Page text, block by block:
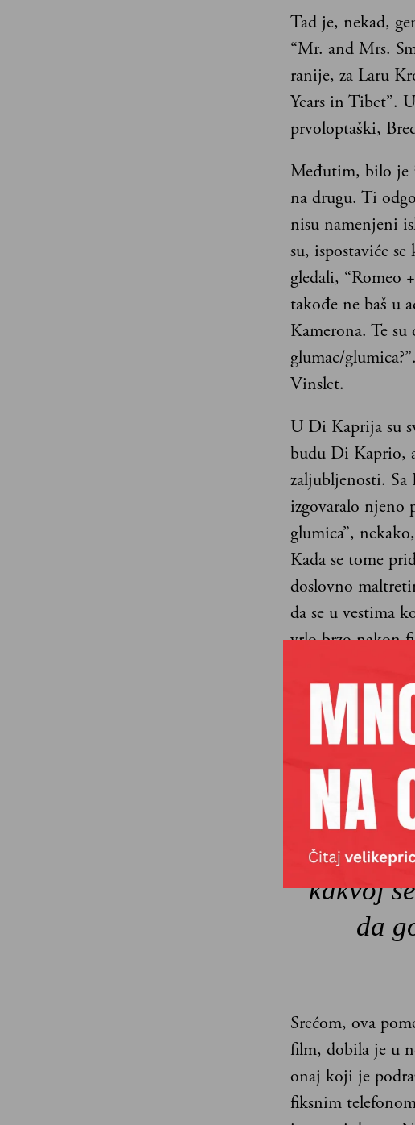
Tad je, nekad,
“Mr. and Mrs.
ranije, za Laru
Years in Tibet”.
prvoloptaški,
Međutim, bilo je
na drugu. Ti
nisu namenjeni
su, ispostaviće
gledali, “Romeo
takođe ne baš u
Kamerona. Te
glumac/
Vinslet.
U Di Kaprija su
budu Di Kaprio,
zaljubljenosti.
izgovaralo njeno
glumica”,
Kada se tome
doslovno
da se u vestima
vrlo brzo nakon
dopisuje uz
svi pišu Anđelinu
kad
Oskara,
kakvoj
da
Srećom, ova
film, dobila je u
onaj koji je
fiksnim